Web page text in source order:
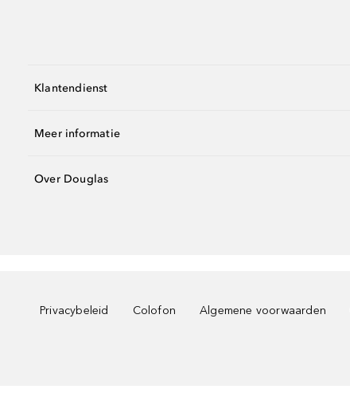
Klantendienst
Meer informatie
Over Douglas
Privacybeleid Colofon Algemene voorwaarden